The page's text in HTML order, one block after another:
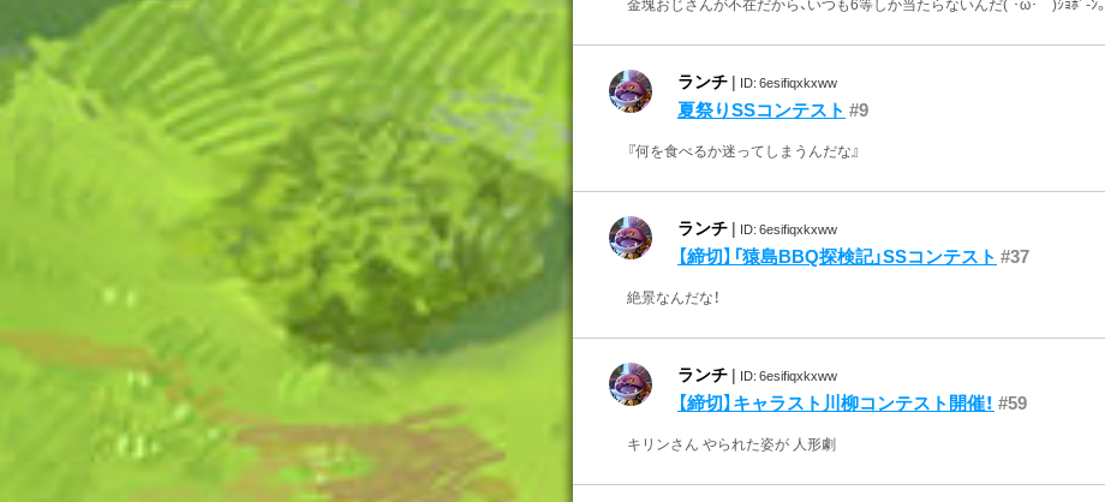
ランチ | ID: 6esifiqxkxww
夏祭りSSコンテスト #9
『何を食べるか迷ってしまうんだな』
ランチ | ID: 6esifiqxkxww
【締切】「猿島BBQ探検記」SSコンテスト #37
絶景なんだな！
ランチ | ID: 6esifiqxkxww
【締切】キャラスト川柳コンテスト開催！ #59
キリンさん やられた姿が 人形劇